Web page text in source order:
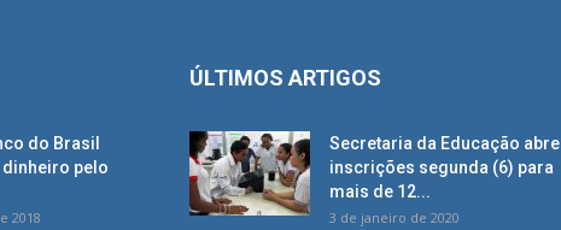
do Brasil
pelo
2018
ÚLTIMOS ARTIGOS
Secretaria da Educação abre
inscrições segunda (6) para
mais de 12...
3 de janeiro de 2020